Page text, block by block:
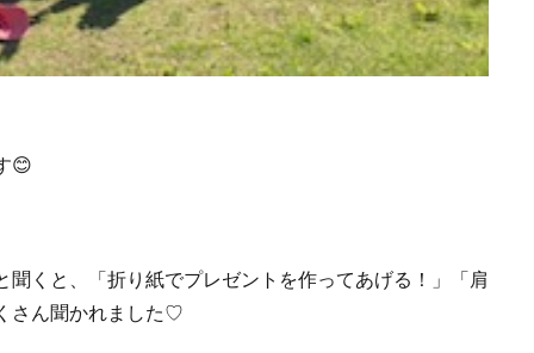
😊
くと、「折り紙でプレゼントを作ってあげる！」「肩
さん聞かれました♡